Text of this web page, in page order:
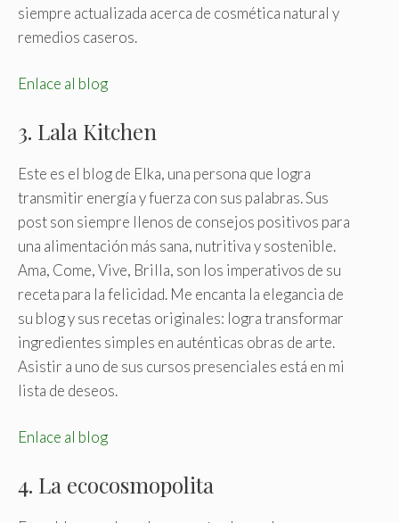
siempre actualizada acerca de cosmética natural y
remedios caseros.
Enlace al blog
3. Lala Kitchen
Este es el blog de Elka, una persona que logra
transmitir energía y fuerza con sus palabras. Sus
post son siempre llenos de consejos positivos para
una alimentación más sana, nutritiva y sostenible.
Ama, Come, Vive, Brilla, son los imperativos de su
receta para la felicidad. Me encanta la elegancia de
su blog y sus recetas originales: logra transformar
ingredientes simples en auténticas obras de arte.
Asistir a uno de sus cursos presenciales está en mi
lista de deseos.
Enlace al blog
4. La ecocosmopolita